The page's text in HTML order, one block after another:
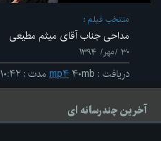
منتخب فیلم
مداحی جناب آقای میثم مطیعی
۳۰ /مهر/ ۱۳۹۴
دریافت : mp۴ ۴۰mb مدت : ۱۰:۴۲
آخرین چندرسانه ای